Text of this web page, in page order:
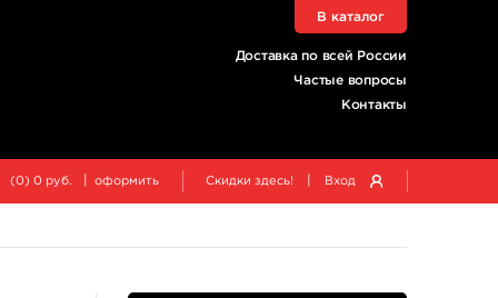
Доставка по всей России
Частые вопросы
Контакты
В каталог
(0) 0 руб. оформить Скидки здесь! Вход